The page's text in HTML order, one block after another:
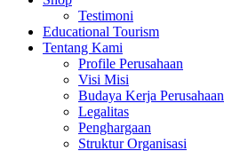
Testimoni
Educational Tourism
Tentang Kami
Profile Perusahaan
Visi Misi
Budaya Kerja Perusahaan
Legalitas
Penghargaan
Struktur Organisasi